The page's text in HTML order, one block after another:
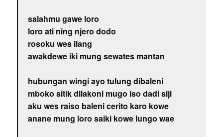
salahmu gawe loro
loro ati ning njero dodo
rosoku wes ilang
awakdewe iki mung sewates mantan
hubungan wingi ayo tulung dibaleni
mboko sitik dilakoni mugo iso dadi siji
aku wes raiso baleni cerito karo kowe
anane mung loro saiki kowe lungo wae